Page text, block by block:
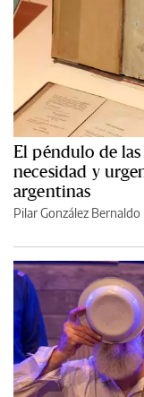
El péndulo de
necesidad y
argentinas
Pilar González Bernaldo